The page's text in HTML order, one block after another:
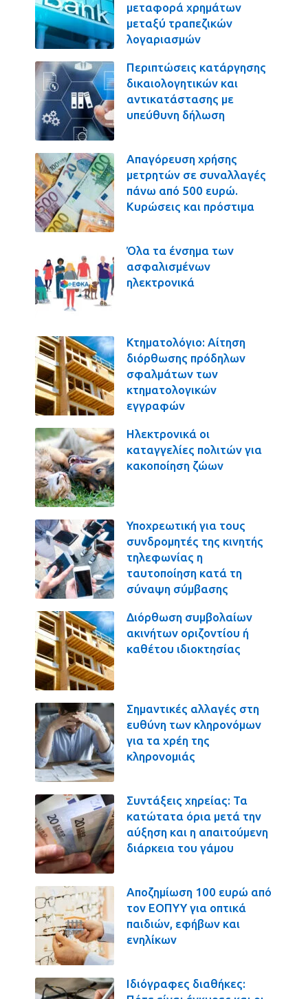
μεταφορά χρημάτων
μεταξύ τραπεζικών
λογαριασμών
Περιπτώσεις κατάργησης
δικαιολογητικών και
αντικατάστασης με
υπεύθυνη δήλωση
Απαγόρευση χρήσης
μετρητών σε συναλλαγές
πάνω από 500 ευρώ.
Κυρώσεις και πρόστιμα
Όλα τα ένσημα των
ασφαλισμένων
ηλεκτρονικά
Κτηματολόγιο: Αίτηση
διόρθωσης πρόδηλων
σφαλμάτων των
κτηματολογικών
εγγραφών
Ηλεκτρονικά οι
καταγγελίες πολιτών για
κακοποίηση ζώων
Υποχρεωτική για τους
συνδρομητές της κινητής
τηλεφωνίας η
ταυτοποίηση κατά τη
σύναψη σύμβασης
Διόρθωση συμβολαίων
ακινήτων οριζοντίου ή
καθέτου ιδιοκτησίας
Σημαντικές αλλαγές στη
ευθύνη των κληρονόμων
για τα χρέη της
κληρονομιάς
Συντάξεις χηρείας: Τα
κατώτατα όρια μετά την
αύξηση και η απαιτούμενη
διάρκεια του γάμου
Αποζημίωση 100 ευρώ από
τον ΕΟΠΥΥ για οπτικά
παιδιών, εφήβων και
ενηλίκων
Ιδιόγραφες διαθήκες: